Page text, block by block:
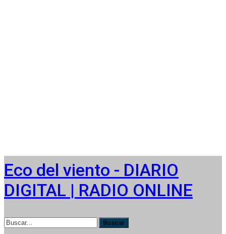
Eco del viento - DIARIO
DIGITAL | RADIO ONLINE